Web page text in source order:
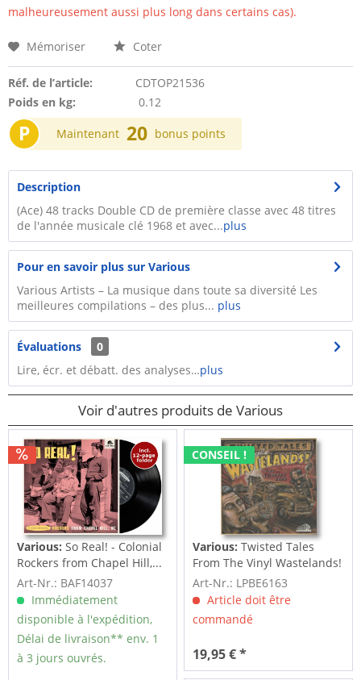
malheureusement aussi plus long dans certains cas).
Mémoriser Coter
Réf. de l’article:
CDTOP21536
Poids en kg:
0.12
P Maintenant 20 bonus points
Description
(Ace) 48 tracks Double CD de première classe avec 48 titres
de l'année musicale clé 1968 et avec...plus
Pour en savoir plus sur Various
Various Artists – La musique dans toute sa diversité Les
meilleures compilations – des plus... plus
Évaluations
0
Lire, écr. et débatt. des analyses…plus
Voir d'autres produits de Various
Various: So Real! - Colonial
Rockers from Chapel Hill,...
Art-Nr.: BAF14037
Immédiatement
disponible à l'expédition,
Délai de livraison** env. 1
à 3 jours ouvrés.
CONSEIL !
Various: Twisted Tales
From The Vinyl Wastelands!
Vol.5...
Art-Nr.: LPBE6163
Article doit être
commandé
19,95 € *